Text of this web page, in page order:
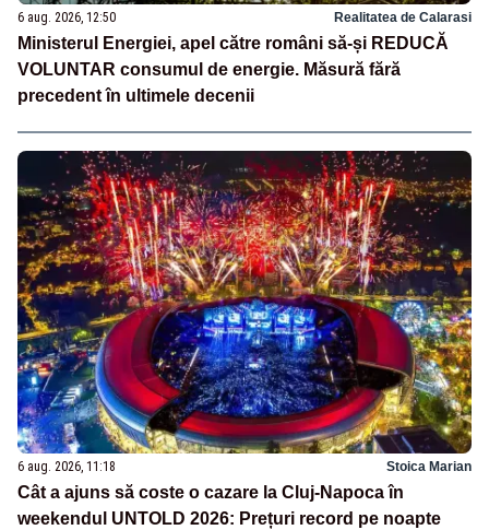
6 aug. 2026, 12:50 Realitatea de Calarasi
Ministerul Energiei, apel către români să-și REDUCĂ
VOLUNTAR consumul de energie. Măsură fără
precedent în ultimele decenii
6 aug. 2026, 11:18 Stoica Marian
Cât a ajuns să coste o cazare la Cluj-Napoca în
weekendul UNTOLD 2026: Prețuri record pe noapte